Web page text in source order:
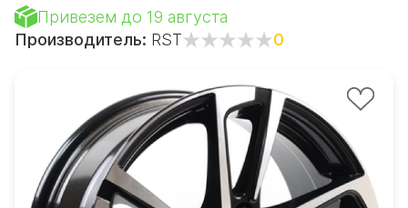
Привезем до 19 августа
Производитель: RST 0